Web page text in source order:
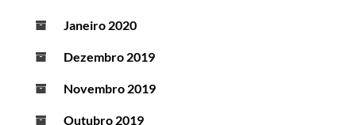
Janeiro 2020
Dezembro 2019
Novembro 2019
Outubro 2019